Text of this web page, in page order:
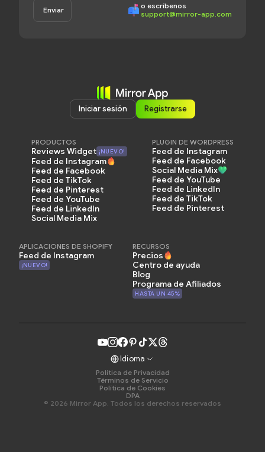
o escríbenos
support@mirror-app.com
Iniciar sesión Registrarse
PRODUCTOS
Reviews Widget ¡NUEVO!
Feed de Instagram
Feed de Facebook
Feed de TikTok
Feed de Pinterest
Feed de YouTube
Feed de LinkedIn
Social Media Mix
PLUGIN DE WORDPRESS
Feed de Instagram
Feed de Facebook
Social Media Mix
Feed de YouTube
Feed de LinkedIn
Feed de TikTok
Feed de Pinterest
APLICACIONES DE SHOPIFY
Feed de Instagram
¡NUEVO!
RECURSOS
Precios
Centro de ayuda
Blog
Programa de Afiliados
HASTA UN 45%
Idioma
Política de Privacidad
Términos de Servicio
Política de Cookies
DPA
© 2026 Mirror App. Todos los derechos reservados